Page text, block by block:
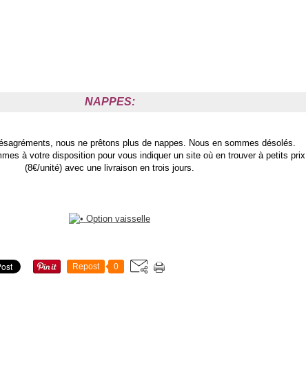
NAPPES:
nous ne prêtons plus de nappes. Nous en sommes désolés.
à votre disposition pour vous indiquer un site où en trouver à petits prix
(8€/unité) avec une livraison en trois jours.
Repost 0